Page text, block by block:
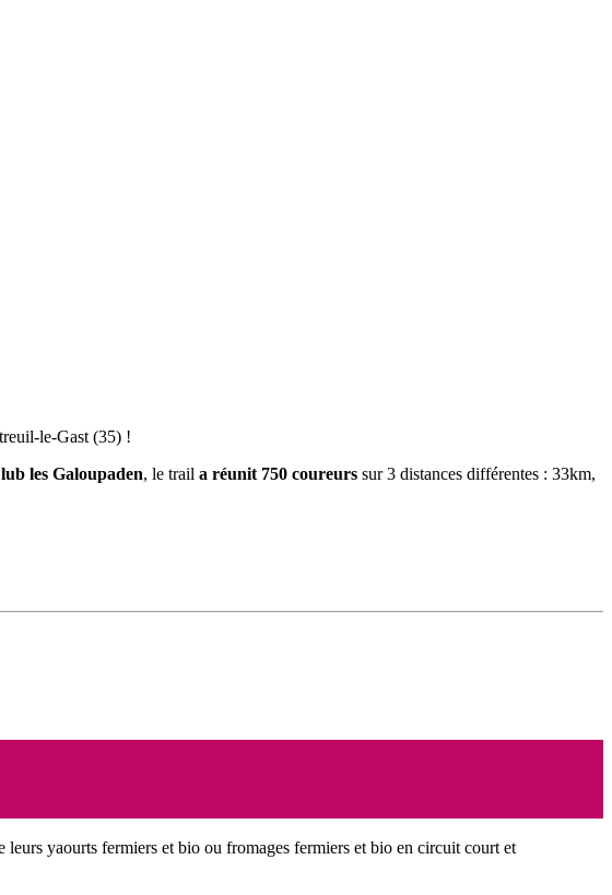
le-Gast (35) !
les Galoupaden, le trail a réunit 750 coureurs sur 3 distances différentes : 33km,
yaourts fermiers et bio ou fromages fermiers et bio en circuit court et